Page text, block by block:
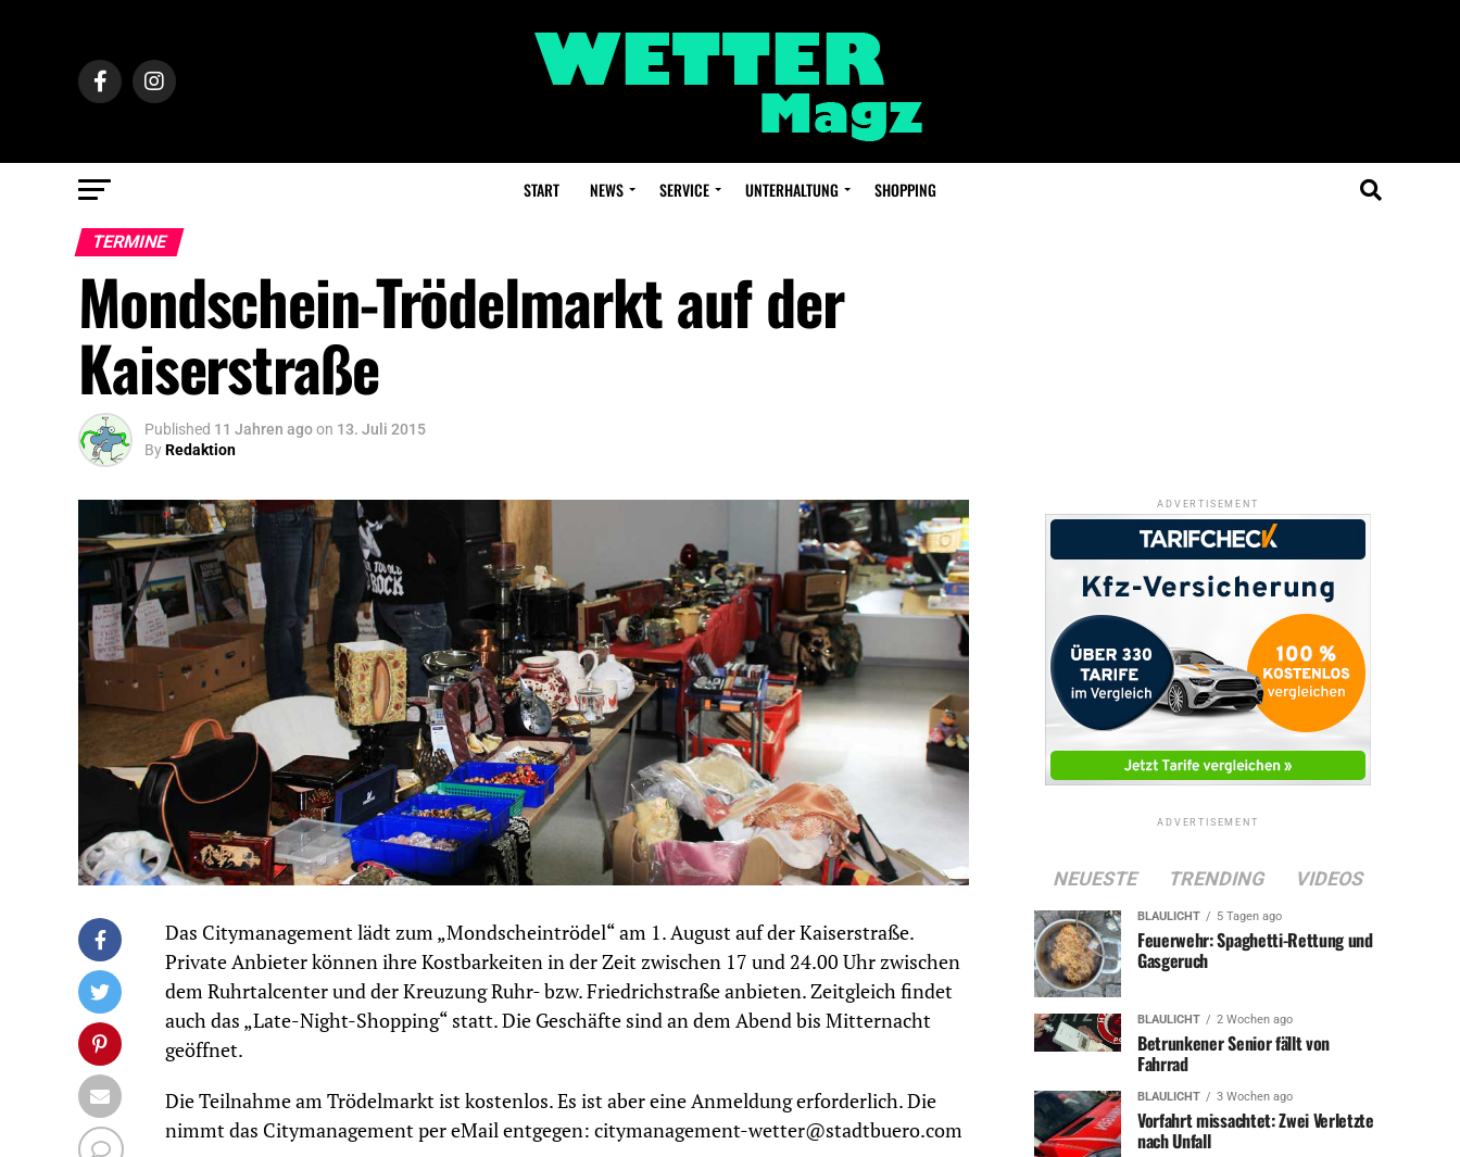
START NEWS SERVICE UNTERHALTUNG SHOPPING
TERMINE
Mondschein-Trödelmarkt auf der
Kaiserstraße
Published 11 Jahren agoon 13. Juli 2015
ByRedaktion
Das Citymanagement lädt zum „Mondscheintrödel“ am 1. August auf der Kaiserstraße.
Private Anbieter können ihre Kostbarkeiten in der Zeit zwischen 17 und 24.00 Uhr zwischen
dem Ruhrtalcenter und der Kreuzung Ruhr- bzw. Friedrichstraße anbieten. Zeitgleich findet
auch das „Late-Night-Shopping“ statt. Die Geschäfte sind an dem Abend bis Mitternacht
geöffnet.
Die Teilnahme am Trödelmarkt ist kostenlos. Es ist aber eine Anmeldung erforderlich. Die
nimmt das Citymanagement per eMail entgegen: citymanagement-wetter@stadtbuero.com
ADVERTISEMENT
ADVERTISEMENT
NEUESTE TRENDING VIDEOS
BLAULICHT 5 Tagen ago
Feuerwehr: Spaghetti-Rettung und
Gasgeruch
BLAULICHT 2 Wochen ago
Betrunkener Senior fällt von
Fahrrad
BLAULICHT 3 Wochen ago
Vorfahrt missachtet: Zwei Verletzte
nach Unfall